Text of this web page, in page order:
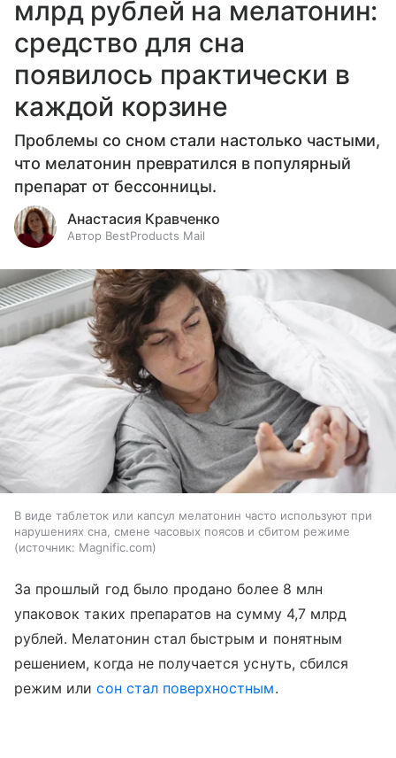
млрд рублей на мелатонин:
средство для сна
появилось практически в
каждой корзине
Проблемы со сном стали настолько частыми,
что мелатонин превратился в популярный
препарат от бессонницы.
Анастасия Кравченко
Автор BestProducts Mail
В виде таблеток или капсул мелатонин часто используют при
нарушениях сна, смене часовых поясов и сбитом режиме
источник: Magnific.com
За прошлый год было продано более 8 млн
упаковок таких препаратов на сумму 4,7 млрд
рублей. Мелатонин стал быстрым и понятным
решением, когда не получается уснуть, сбился
режим илисон стал поверхностным.